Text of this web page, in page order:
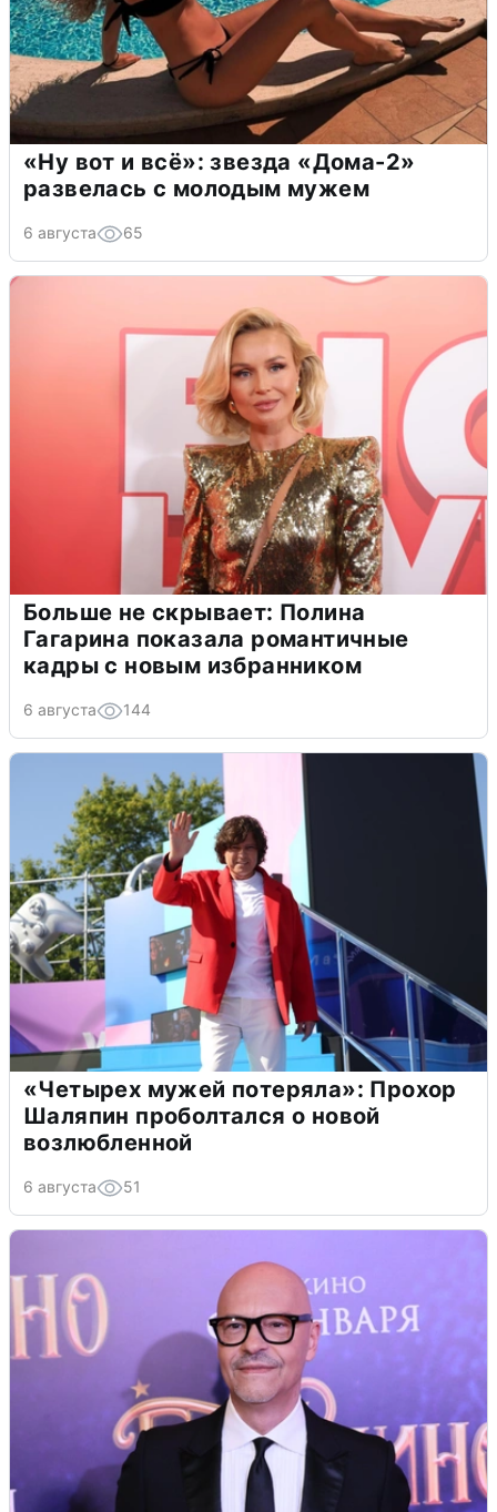
«Ну вот и всё»: звезда «Дома-2»
развелась с молодым мужем
6 августа 65
Больше не скрывает: Полина
Гагарина показала романтичные
кадры с новым избранником
6 августа 144
«Четырех мужей потеряла»: Прохор
Шаляпин проболтался о новой
возлюбленной
6 августа 51